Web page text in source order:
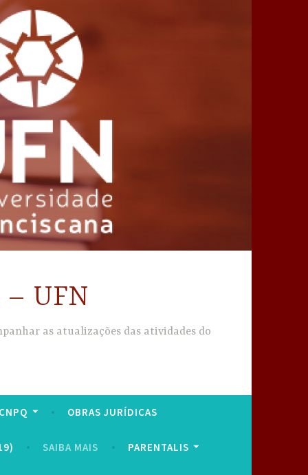
UFN
as atualizações das atividades do
OBRAS JURÍDICAS
SAIBA MAIS PARENTALIS